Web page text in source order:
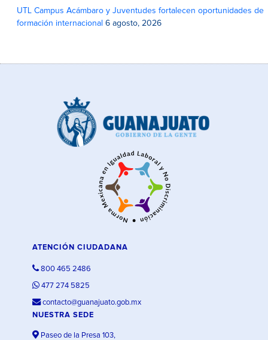
UTL Campus Acámbaro y Juventudes fortalecen oportunidades de
formación internacional 6 agosto, 2026
ATENCIÓN CIUDADANA
800 465 2486
477 274 5825
contacto@guanajuato.gob.mx
NUESTRA SEDE
Paseo de la Presa 103,